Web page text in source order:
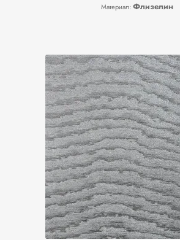
Материал: Флизелин